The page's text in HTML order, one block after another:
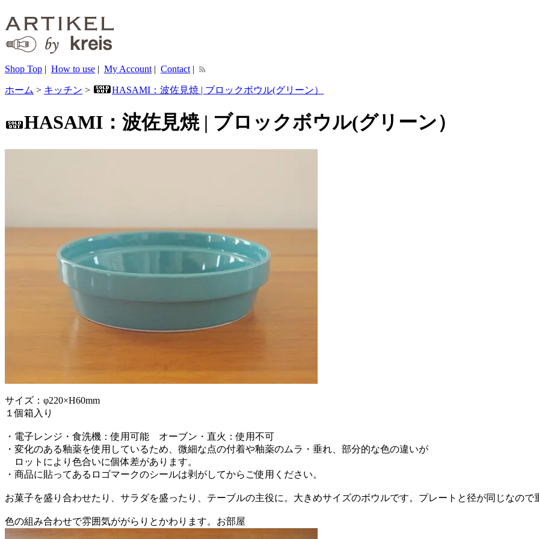
Shop Top | How to use | My Account | Contact |
ホーム > キッチン > HASAMI：波佐見焼 | ブロックボウル(グリーン）
HASAMI：波佐見焼 | ブロックボウル(グリーン）
サイズ：φ220×H60mm
１個箱入り
・電子レンジ・食洗機：使用可能 オーブン・直火：使用不可
・変化のある釉薬を使用しているため、微細な点の付着や釉薬のムラ・垂れ、部分的な色の違いが
ロットにより色合いに個体差があります。
・商品に貼ってあるロゴマークのシールは剥がしてからご使用ください。
お菓子を盛り合わせたり、サラダを盛ったり、テーブルの主役に。大きめサイズのボウルです。プレートと径が同じなので
色の組み合わせで雰囲気ががらりとかわります。お部屋